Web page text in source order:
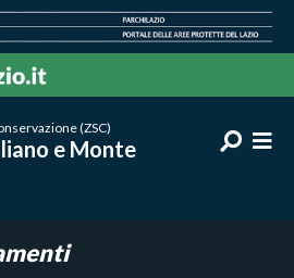
(ZSC)
e Monte